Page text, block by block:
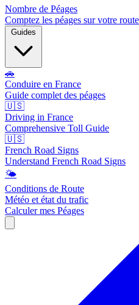
Nombre de Péages
Comptez les péages sur votre route
Guides
🚗
Conduire en France
Guide complet des péages
🇺🇸
Driving in France
Comprehensive Toll Guide
🇺🇸
French Road Signs
Understand French Road Signs
🌤️
Conditions de Route
Météo et état du trafic
Calculer mes Péages